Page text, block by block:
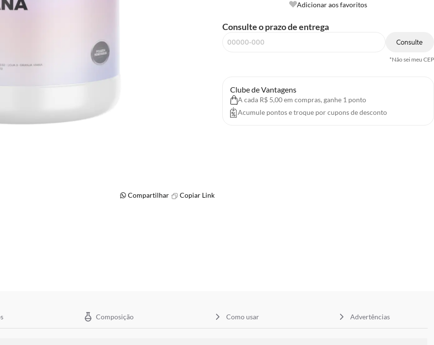
Adicionar aos favoritos
Consulte o prazo de entrega
Consulte
*Não sei meu CEP
Clube de Vantagens
A cada R$ 5,00 em compras, ganhe 1 ponto
Acumule pontos e troque por cupons de desconto
Compartilhar Copiar Link
Composição Como usar Advertências